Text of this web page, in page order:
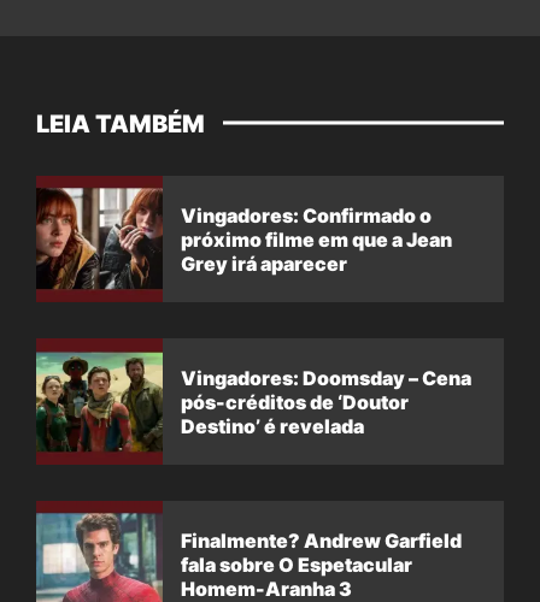
LEIA TAMBÉM
Vingadores: Confirmado o
próximo filme em que a Jean
Grey irá aparecer
Vingadores: Doomsday – Cena
pós-créditos de ‘Doutor
Destino’ é revelada
Finalmente? Andrew Garfield
fala sobre O Espetacular
Homem-Aranha 3